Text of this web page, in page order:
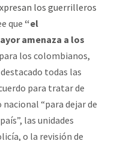
los guerrilleros
que “el
amenaza a los
los colombianos,
todas las
para tratar de
“para dejar de
las unidades
o la revisión de